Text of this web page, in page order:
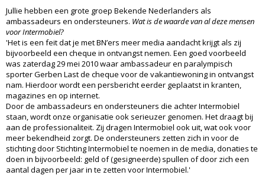
Jullie hebben een grote groep Bekende Nederlanders als
ambassadeurs en ondersteuners. Wat is de waarde van al deze mensen
voor Intermobiel?
'Het is een feit dat je met BN’ers meer media aandacht krijgt als zij
bijvoorbeeld een cheque in ontvangst nemen. Een goed voorbeeld
was zaterdag 29 mei 2010 waar ambassadeur en paralympisch
sporter Gerben Last de cheque voor de vakantiewoning in ontvangst
nam. Hierdoor wordt een persbericht eerder geplaatst in kranten,
magazines en op internet.
Door de ambassadeurs en ondersteuners die achter Intermobiel
staan, wordt onze organisatie ook serieuzer genomen. Het draagt bij
aan de professionaliteit. Zij dragen Intermobiel ook uit, wat ook voor
meer bekendheid zorgt. De ondersteuners zetten zich in voor de
stichting door Stichting Intermobiel te noemen in de media, donaties te
doen in bijvoorbeeld: geld of (gesigneerde) spullen of door zich een
aantal dagen per jaar in te zetten voor Intermobiel.'